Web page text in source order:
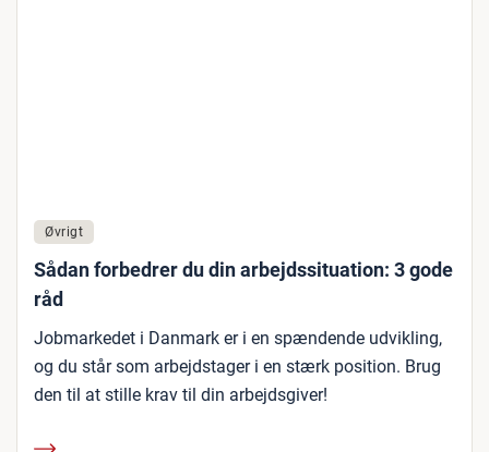
Øvrigt
Sådan forbedrer du din arbejdssituation: 3 gode
råd
Jobmarkedet i Danmark er i en spændende udvikling,
og du står som arbejdstager i en stærk position. Brug
den til at stille krav til din arbejdsgiver!